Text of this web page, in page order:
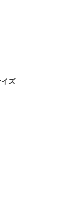
イズ